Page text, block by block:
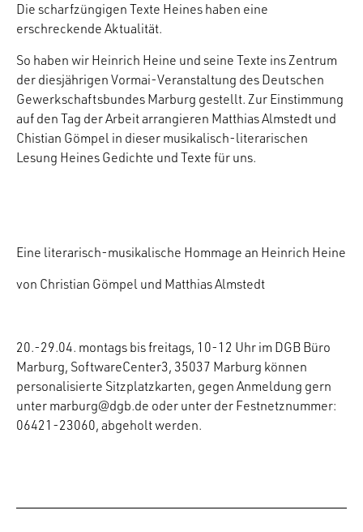
Die scharfzüngigen Texte Heines haben eine
erschreckende Aktualität.
So haben wir Heinrich Heine und seine Texte ins Zentrum
der diesjährigen Vormai-Veranstaltung des Deutschen
Gewerkschaftsbundes Marburg gestellt. Zur Einstimmung
auf den Tag der Arbeit arrangieren Matthias Almstedt und
Chistian Gömpel in dieser musikalisch-literarischen
Lesung Heines Gedichte und Texte für uns.
Eine literarisch-musikalische Hommage an Heinrich Heine
von Christian Gömpel und Matthias Almstedt
20.-29.04. montags bis freitags, 10-12 Uhr im DGB Büro
Marburg, SoftwareCenter3, 35037 Marburg können
personalisierte Sitzplatzkarten, gegen Anmeldung gern
unter marburg@dgb.de oder unter der Festnetznummer:
06421-23060, abgeholt werden.